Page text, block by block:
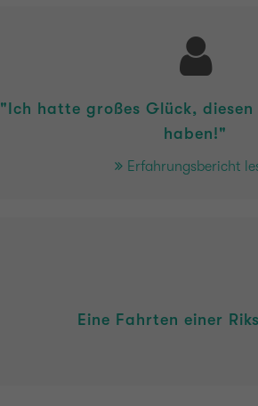
"Ich hatte großes Glück, diesen
haben!"
Erfahrungsbericht
Eine Fahrten einer